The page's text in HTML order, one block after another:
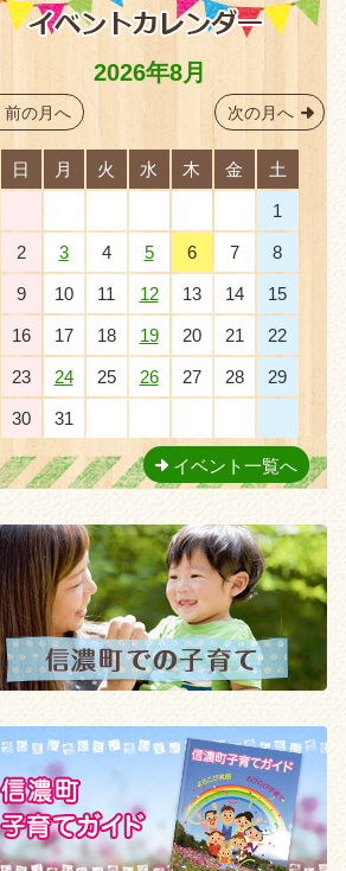
前の月へ 次の月へ
2026年8月
日 月 火 水 木 金 土
1
2 3 4 5 6 7 8
9 10 11 12 13 14 15
16 17 18 19 20 21 22
23 24 25 26 27 28 29
30 31
イベント一覧へ